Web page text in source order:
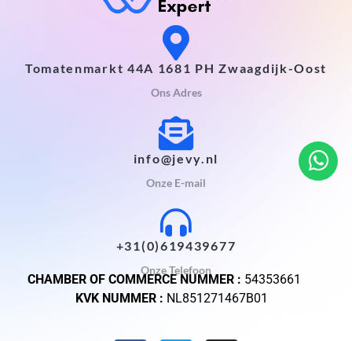
Tomatenmarkt 44A 1681 PH Zwaagdijk-Oost
Ons Adres
info@jevy.nl
Onze E-mail
+31(0)619439677
Onze Telefoon
CHAMBER OF COMMERCE NUMMER : 54353661
KVK NUMMER : NL851271467B01